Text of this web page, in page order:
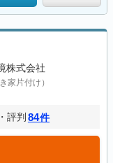
株式会社
家片付け）
評判 84件